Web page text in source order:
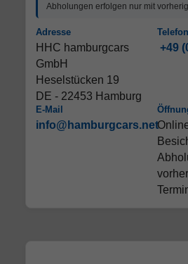
Abholungen erfolgen nur mit
Adresse
HHC hamburgcars
GmbH
Heselstücken 19
DE - 22453 Hamburg
+49
E-Mail
info@hamburgcars.net